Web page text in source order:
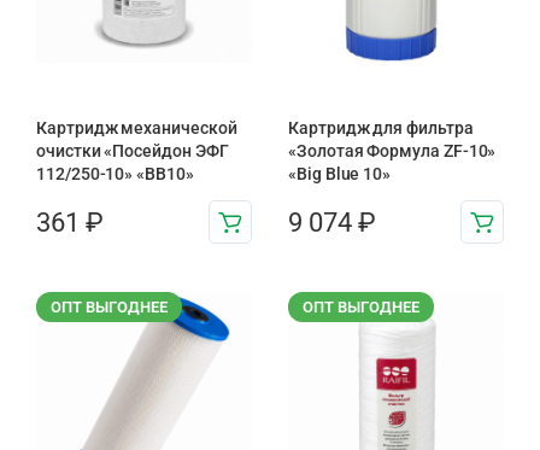
Картридж механической
очистки «Посейдон ЭФГ
112/250-10» «ВВ10»
361 ₽
Картридж для фильтра
«Золотая Формула ZF-10»
«Big Blue 10»
9 074 ₽
ОПТ ВЫГОДНЕЕ ОПТ ВЫГОДНЕЕ